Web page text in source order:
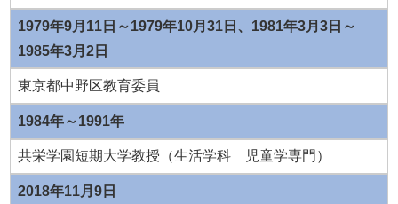
1979年9月11日～1979年10月31日、1981年3月3日～
1985年3月2日
東京都中野区教育委員
1984年～1991年
共栄学園短期大学教授（生活学科 児童学専門）
2018年11月9日